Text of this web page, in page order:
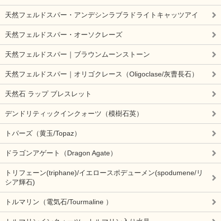
天然フェルドスパー・アンデシンラブラドライトキャッツアイ
天然フェルドスパー・オーソクレーズ
天然フェルドスパー｜ブラウンムーンストーン
天然フェルドスパー｜オリゴクレース（Oligoclase/灰曹長石）
天然石 ラップ ブレスレット
デンドリティックインクォーツ（模樹石英）
トパーズ（黄玉/Topaz）
ドラゴンアゲート（Dragon Agate）
トリフェーン(triphane)/イエロースポデューメン(spodumene/リ
シア輝石)
トルマリン（電気石/Tourmaline ）